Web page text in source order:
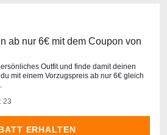
ab nur 6€ mit dem Coupon von
Outfit und finde damit deinen
mit einem Vorzugspreis ab nur 6€ gleich
23
ERHALTEN